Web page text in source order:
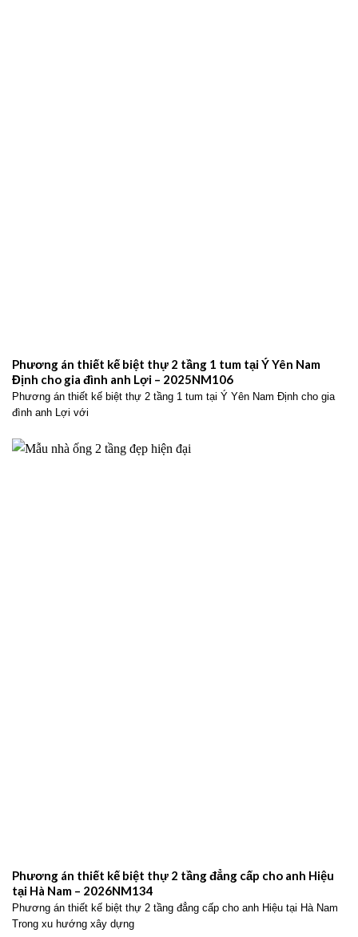
Phương án thiết kế biệt thự 2 tầng 1 tum tại Ý Yên Nam
Định cho gia đình anh Lợi – 2025NM106
Phương án thiết kế biệt thự 2 tầng 1 tum tại Ý Yên Nam Định cho gia
đình anh Lợi với
Phương án thiết kế biệt thự 2 tầng đẳng cấp cho anh Hiệu
tại Hà Nam – 2026NM134
Phương án thiết kế biệt thự 2 tầng đẳng cấp cho anh Hiệu tại Hà Nam
Trong xu hướng xây dựng